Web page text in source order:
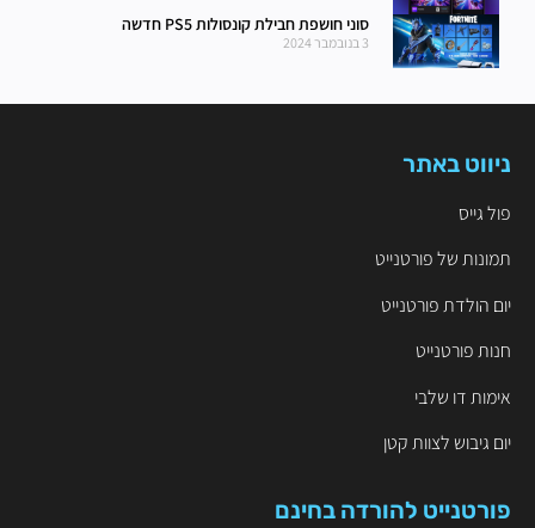
סוני חושפת חבילת קונסולות PS5 חדשה
3 בנובמבר 2024
ניווט באתר
פול גייס
תמונות של פורטנייט
יום הולדת פורטנייט
חנות פורטנייט
אימות דו שלבי
יום גיבוש לצוות קטן
פורטנייט להורדה בחינם